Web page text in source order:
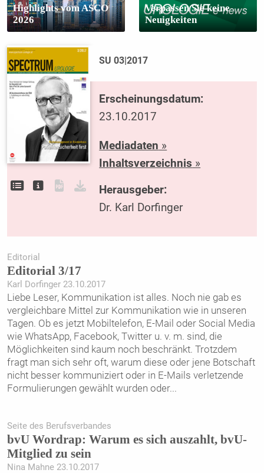
Highlights vom ASCO
2026
Verpassen Sie keine
Neuigkeiten
SU 03|2017
Erscheinungsdatum:
23.10.2017
Mediadaten »
Inhaltsverzeichnis »
Herausgeber:
Dr. Karl Dorfinger
Editorial
Editorial 3/17
Karl Dorfinger 23.10.2017
Liebe Leser, Kommunikation ist alles. Noch nie gab es
vergleichbare Mittel zur Kommunikation wie in unseren
Tagen. Ob es jetzt Mobiltelefon, E-Mail oder Social Media
wie WhatsApp, Facebook, Twitter u. v. m. sind, die
Möglichkeiten sind kaum noch beschränkt. Trotzdem
fragt man sich sehr oft, warum diese oder jene Botschaft
nicht besser kommuniziert oder in E-Mails verletzende
Formulierungen gewählt wurden oder...
Seite des Berufsverbandes
bvU Wordrap: Warum es sich auszahlt, bvU-
Mitglied zu sein
Nina Mahne 23.10.2017